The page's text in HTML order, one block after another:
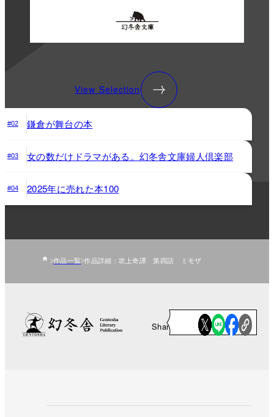
View Selection
#02 鎌倉が舞台の本
#03 女の数だけドラマがある。幻冬舎文庫婦人倶楽部
#04 2025年に売れた本100
作品一覧 作品詳細：吹上奇譚 第四話 ミモザ
Share